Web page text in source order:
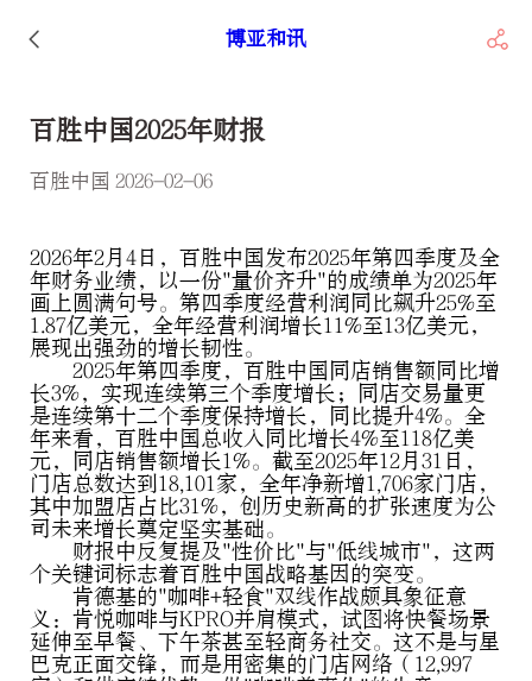
博亚和讯
百胜中国2025年财报
百胜中国 2026-02-06
2026年2月4日，百胜中国发布2025年第四季度及全
年财务业绩，以一份"量价齐升"的成绩单为2025年
画上圆满句号。第四季度经营利润同比飙升25%至
1.87亿美元，全年经营利润增长11%至13亿美元，
展现出强劲的增长韧性。
2025年第四季度，百胜中国同店销售额同比增
长3%，实现连续第三个季度增长；同店交易量更
是连续第十二个季度保持增长，同比提升4%。全
年来看，百胜中国总收入同比增长4%至118亿美
元，同店销售额增长1%。截至2025年12月31日，
门店总数达到18,101家，全年净新增1,706家门店，
其中加盟店占比31%，创历史新高的扩张速度为公
司未来增长奠定坚实基础。
财报中反复提及"性价比"与"低线城市"，这两
个关键词标志着百胜中国战略基因的突变。
肯德基的"咖啡+轻食"双线作战颇具象征意
义：肯悦咖啡与KPRO并肩模式，试图将快餐场景
延伸至早餐、下午茶甚至轻商务社交。这不是与星
巴克正面交锋，而是用密集的门店网络（12,997